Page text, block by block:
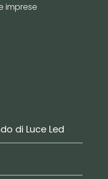
imprese
di Luce Led